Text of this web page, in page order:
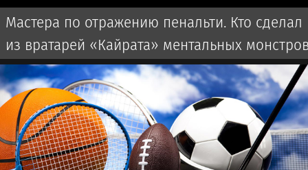
Мастера по отражению пенальти. Кто сделал
из вратарей «Кайрата» ментальных